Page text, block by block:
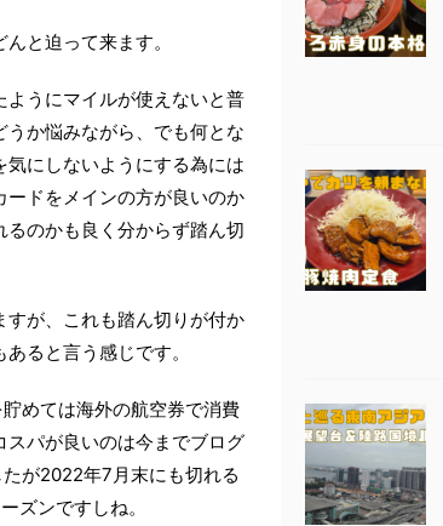
と迫って来ます。
うにマイルが使えないと普
か悩みながら、でも何とな
にしないようにする為には
ドをメインの方が良いのか
のかも良く分からず踏ん切
が、これも踏ん切りが付か
ると言う感じです。
めては海外の航空券で消費
スパが良いのは今までブログ
が2022年7月末にも切れる
ズンですしね。